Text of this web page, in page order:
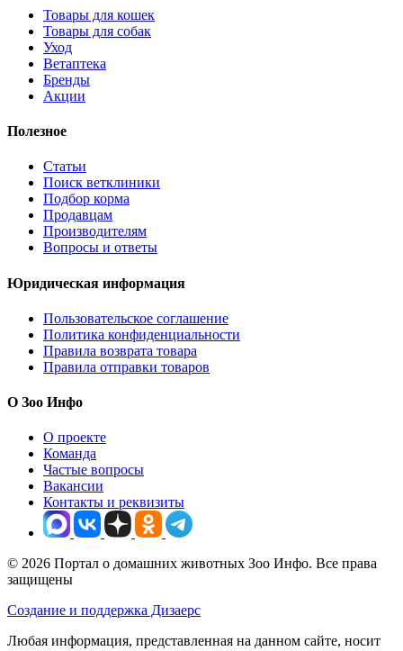
Товары для кошек
Товары для собак
Уход
Ветаптека
Бренды
Акции
Полезное
Статьи
Поиск ветклиники
Подбор корма
Продавцам
Производителям
Вопросы и ответы
Юридическая информация
Пользовательское соглашение
Политика конфиденциальности
Правила возврата товара
Правила отправки товаров
О Зоо Инфо
О проекте
Команда
Частые вопросы
Вакансии
Контакты и реквизиты
© 2026 Портал о домашних животных Зоо Инфо. Все права
защищены
Создание и поддержка Дизаерс
Любая информация, представленная на данном сайте, носит